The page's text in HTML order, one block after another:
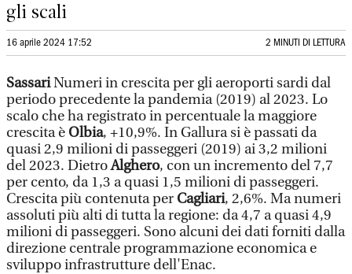
gli scali
16 aprile 2024 17:52 2 MINUTI DI LETTURA
SassariNumeri in crescita per gli aeroporti sardi dal
periodo precedente la pandemia (2019) al 2023. Lo
scalo che ha registrato in percentuale la maggiore
crescita è Olbia, +10,9%. In Gallura si è passati da
quasi 2,9 milioni di passeggeri (2019) ai 3,2 milioni
del 2023. DietroAlghero, con un incremento del 7,7
per cento, da 1,3 a quasi 1,5 milioni di passeggeri.
Crescita più contenuta per Cagliari, 2,6%. Ma numeri
assoluti più alti di tutta la regione: da 4,7 a quasi 4,9
milioni di passeggeri. Sono alcuni dei dati forniti dalla
direzione centrale programmazione economica e
sviluppo infrastrutture dell'Enac.